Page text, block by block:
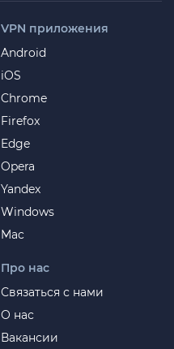
VPN приложения
Android
iOS
Chrome
Firefox
Edge
Opera
Yandex
Windows
Mac
Про нас
Связаться с нами
О нас
Вакансии